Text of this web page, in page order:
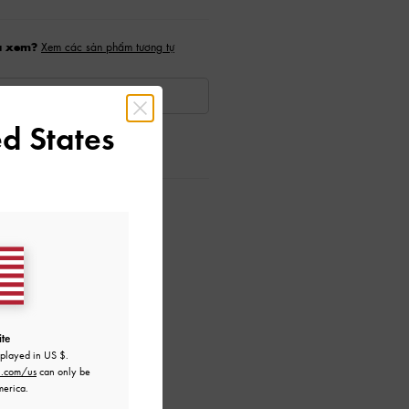
xem? Xem các sản phẩm tương tự
States
in US $
us can only be